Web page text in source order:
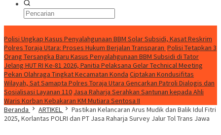
Polisi Ungkap Kasus Penyalahgunaan BBM Solar Subsidi, Kasat Reskrim
Polres Toraja Utara: Proses Hukum Berjalan Transparan Polisi Tetapkan 3
Orang Tersangka Baru Kasus Penyalahgunaan BBM Subsidi di Tator
Jelang HUT RI Ke-81 2026, Panitia Pelaksana Gelar Technical Meeting
Pekan Olahraga Tingkat Kecamatan Konda Ciptakan Kondusifitas
Wilayah, Sat Samapta Polres Toraja Utara Gencarkan Patroli Dialogis dan
Sosialisasi Layanan 110 Jasa Raharja Serahkan Santunan kepada Ahli
Waris Korban Kebakaran KM Mutiara Sentosa II
Beranda
ARTIKEL
Pastikan Kelancaran Arus Mudik dan Balik Idul Fitri
2025, Korlantas POLRI dan PT Jasa Raharja Survey Jalur Tol Trans Jawa